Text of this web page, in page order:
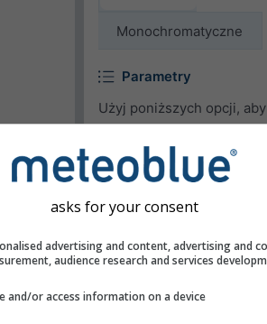
Monochromatyczne
Parametry
Użyj poniższych opcji,
lub usunąć parametry
w widżecie.
Temperatura (min.)
asks for your consent
advertising and content, advertising and
audience research and services
and/or access information on a device